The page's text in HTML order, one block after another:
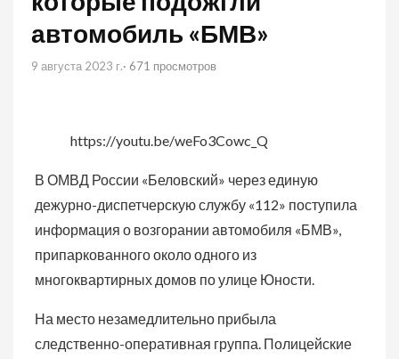
автомобиль «БМВ»
9 августа 2023 г.· 671 просмотров
https://youtu.be/weFo3Cowc_Q
В ОМВД России «Беловский» через единую
дежурно-диспетчерскую службу «112» поступила
информация о возгорании автомобиля «БМВ»,
припаркованного около одного из
многоквартирных домов по улице Юности.
На место незамедлительно прибыла
следственно-оперативная группа. Полицейские